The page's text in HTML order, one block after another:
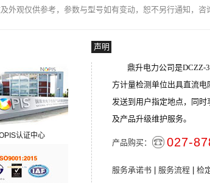
外观仅供参考，参数与型号如有变动，恕不另行通知，咨
认证中心
声明
鼎升电力公司是DCZZ-
方计量检测单位出具直流
发送到用户指定地点，同
及产品升级维护服务。
产品购买： 027-
服务承诺书 服务流程 检